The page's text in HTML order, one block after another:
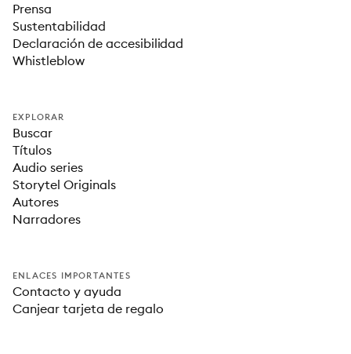
Prensa
Sustentabilidad
Declaración de accesibilidad
Whistleblow
EXPLORAR
Buscar
Títulos
Audio series
Storytel Originals
Autores
Narradores
ENLACES IMPORTANTES
Contacto y ayuda
Canjear tarjeta de regalo